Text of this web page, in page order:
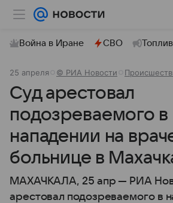
Война в Иране СВО
25 апреля © РИА Новости
Суд арестовал
подозреваемого в
нападении на
больнице в
МАХАЧКАЛА, 25 апр — РИА
арестовал подозреваемого в